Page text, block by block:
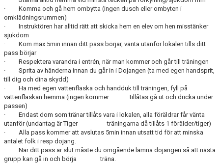
· Komma och gå hem ombytta (ingen dusch eller ombyten i
omklädningsrummen)
· Instruktören har alltid rätt att skicka hem en elev om hen misstänker
sjukdom
· Kom max 5min innan ditt pass börjar, vänta utanför lokalen tills ditt
pass börjar
· Respektera varandra i entrén, när man kommer och går till träningen
· Sprita av händerna innan du går in i Dojangen (ta med egen handsprit,
till dig och dina skydd)
· Ha med egen vattenflaska och handduk till träningen, fyll på
vattenflaskan hemma (ingen kommer tillåtas gå ut och dricka under
passen)
· Endast dom som tränar tillåts vara i lokalen, alla föräldrar får vänta
utanför (undantag är Tiger träningarna då tillåts 1 förälder/tiger)
· Alla pass kommer att avslutas 5min innan utsatt tid för att minska
antalet folk i resp dojang.
· När ditt pass är slut måste du omgående lämna dojangen så att nästa
grupp kan gå in och börja träna.